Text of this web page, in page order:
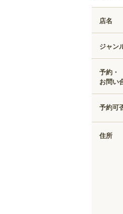
店名
ジャン
予約・
お問い
予約可
住所